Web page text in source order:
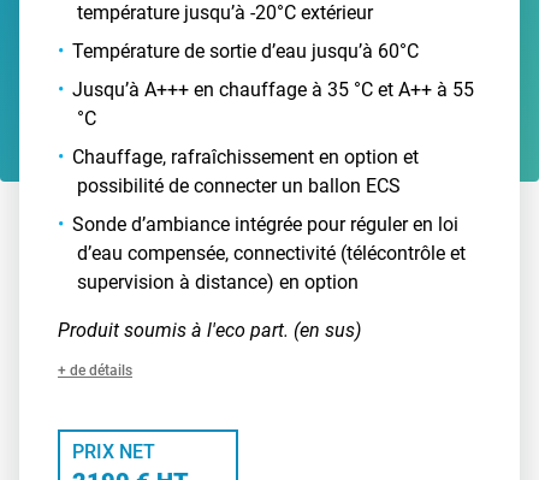
température jusqu’à -20°C extérieur
Température de sortie d’eau jusqu’à 60°C
Jusqu’à A+++ en chauffage à 35 °C et A++ à 55
°C
Chauffage, rafraîchissement en option et
possibilité de connecter un ballon ECS
Sonde d’ambiance intégrée pour réguler en loi
d’eau compensée, connectivité (télécontrôle et
supervision à distance) en option
Produit soumis à l'eco part. (en sus)
+ de détails
PRIX NET